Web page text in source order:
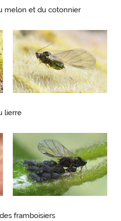
melon et du cotonnier
lierre
framboisiers